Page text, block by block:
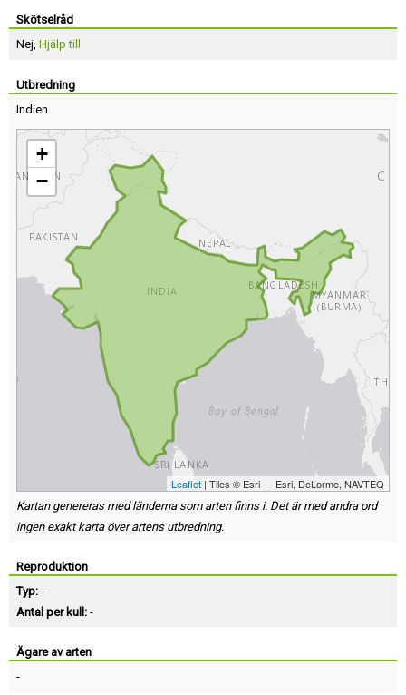
Skötselråd
Nej, Hjälp till
Utbredning
Indien
+
−
Leaflet | Tiles © Esri — Esri, DeLorme, NAVTEQ
Kartan genereras med länderna som arten finns i. Det är med andra ord
ingen exakt karta över artens utbredning.
Reproduktion
Typ: -
Antal per kull: -
Ägare av arten
-